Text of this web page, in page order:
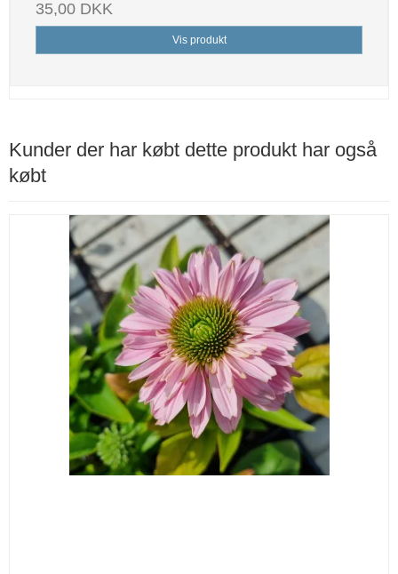
35,00 DKK
Vis produkt
Kunder der har købt dette produkt har også
købt